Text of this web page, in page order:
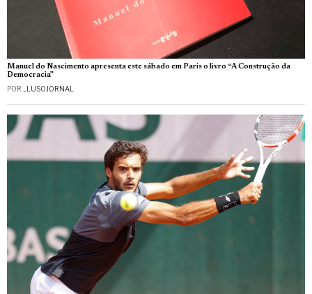
Manuel do Nascimento apresenta este sábado em Paris o livro “A Construção da
Democracia”
POR _LUSOJORNAL